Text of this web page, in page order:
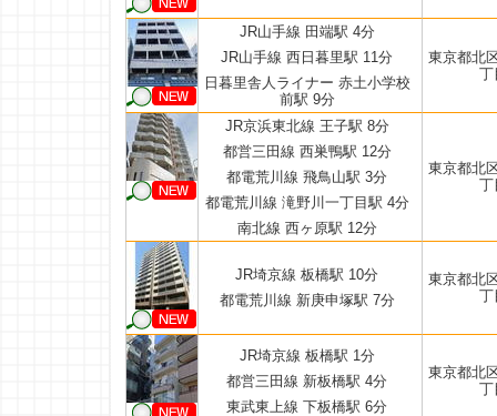
JR山手線 田端駅 4分
JR山手線 西日暮里駅 11分
日暮里舎人ライナー 赤土小学校
前駅 9分
東京都北
丁
JR京浜東北線 王子駅 8分
都営三田線 西巣鴨駅 12分
都電荒川線 飛鳥山駅 3分
都電荒川線 滝野川一丁目駅 4分
南北線 西ヶ原駅 12分
東京都北
丁
JR埼京線 板橋駅 10分
都電荒川線 新庚申塚駅 7分
東京都北
丁
JR埼京線 板橋駅 1分
都営三田線 新板橋駅 4分
東武東上線 下板橋駅 6分
東京都北
丁